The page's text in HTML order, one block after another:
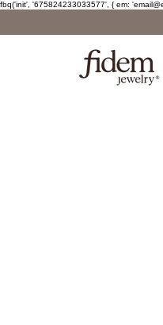
fbq('init', '675824233033577', { em: